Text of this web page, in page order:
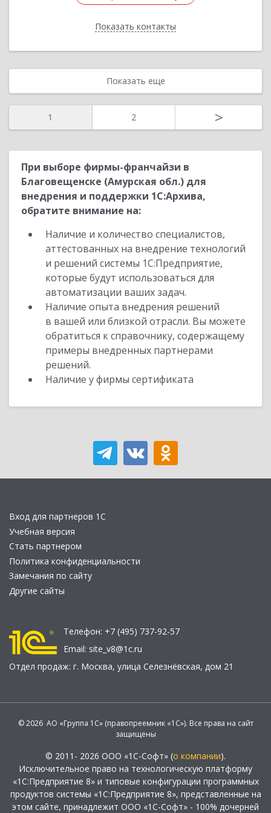
Показать контакты
Назад
Показать еще
1 2 >
При выборе фирмы-франчайзи в
Благовещенске (Амурская обл.) для
внедрения и поддержки 1С:Архива,
обратите внимание на:
Наличие и количество специалистов,
аттестованных на внедрение технологий
и решений системы 1С:Предприятие,
которые будут использоваться для
автоматизации ваших задач.
Наличие опыта внедрения решений
в вашей или близкой отрасли. Вы можете
обратиться к справочнику, содержащему
примеры внедренных партнерами
решений.
Наличие у фирмы сертификата
Вход для партнеров 1С
Учебная версия
Стать партнером
Политика конфиденциальности
Замечания по сайту
Другие сайты
Телефон: +7 (495) 737-92-57
Email: site_v8@1c.ru
Отдел продаж: г. Москва, улица Селезнёвская, дом 21
© 2026 АО «Группа 1С» (правопреемник «1С»). Все права на сайт
защищены
© 2011- 2026 ООО «1С-Софт» (о компании).
Исключительное право на технологическую платформу
«1С:Предприятие 8» и типовые конфигурации программных
продуктов системы «1С:Предприятие 8», представленные на
этом сайте, принадлежит ООО «1С-Софт» - 100% дочерней